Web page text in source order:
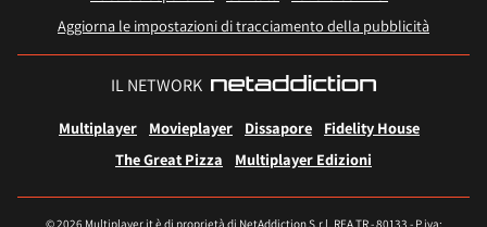
Aggiorna le impostazioni di tracciamento della pubblicità
IL NETWORK
Multiplayer Movieplayer Dissapore
Fidelity House
The Great Pizza
Multiplayer Edizioni
© 2026 Multiplayer.it è di proprietà di NetAddiction S.r.l. REA TR - 80133 - P.iva: